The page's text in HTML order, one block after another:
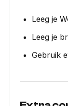
Leeg je
Leeg je
Gebruik